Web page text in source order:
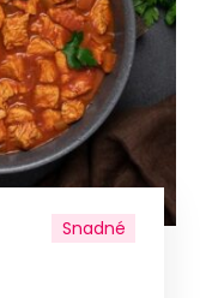
Snadné